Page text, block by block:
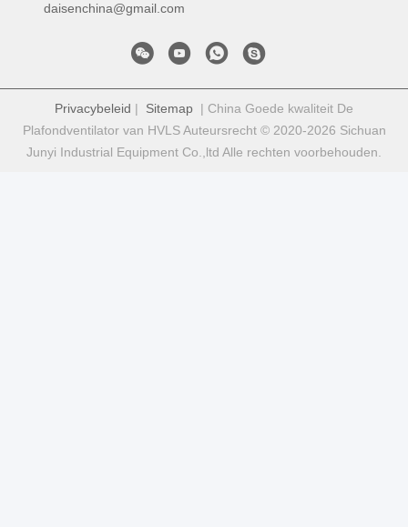
daisenchina@gmail.com
Privacybeleid | Sitemap | China Goede kwaliteit De
Plafondventilator van HVLS Auteursrecht © 2020-2026 Sichuan
Junyi Industrial Equipment Co.,ltd Alle rechten voorbehouden.